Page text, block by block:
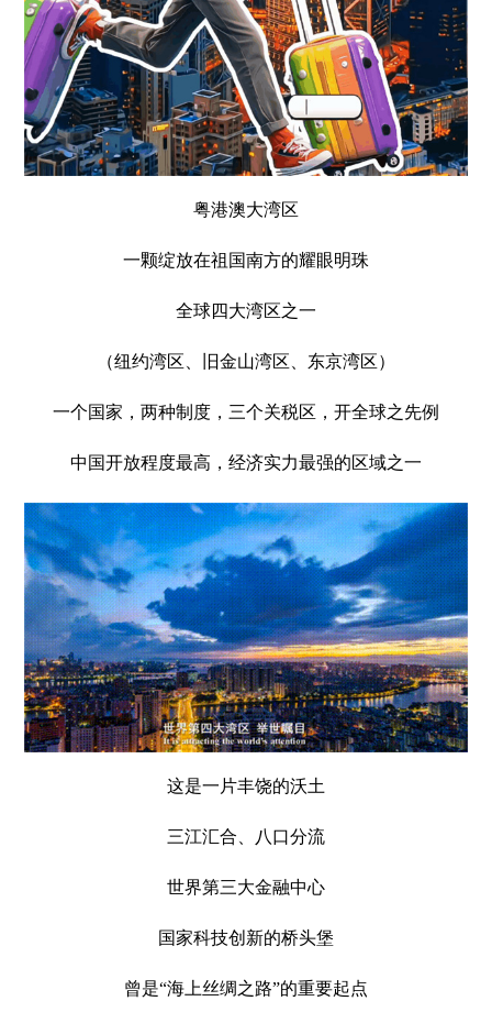
粤港澳大湾区
一颗绽放在祖国南方的耀眼明珠
全球四大湾区之一
（纽约湾区、旧金山湾区、东京湾区）
一个国家，两种制度，三个关税区，开全球之先例
中国开放程度最高，经济实力最强的区域之一
这是一片丰饶的沃土
三江汇合、八口分流
世界第三大金融中心
国家科技创新的桥头堡
曾是“海上丝绸之路”的重要起点